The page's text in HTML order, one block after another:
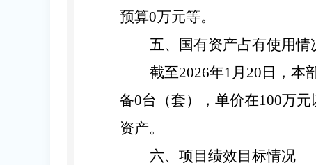
预算0万元等。
五、
国有资产占有使用情
截至2026年1月20日，本
备0台（套），单价在100万元
资产。
六、项目绩效目标情况